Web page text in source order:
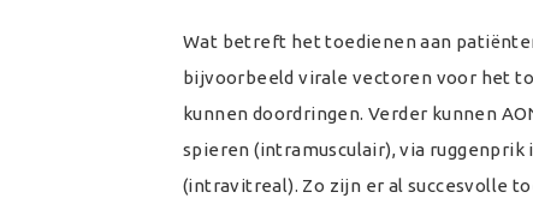
Wat betreft het toedienen aan
bijvoorbeeld virale vectoren voor het
kunnen doordringen. Verder kunnen
spieren (intramusculair), via
(intravitreal). Zo zijn er al succesvolle